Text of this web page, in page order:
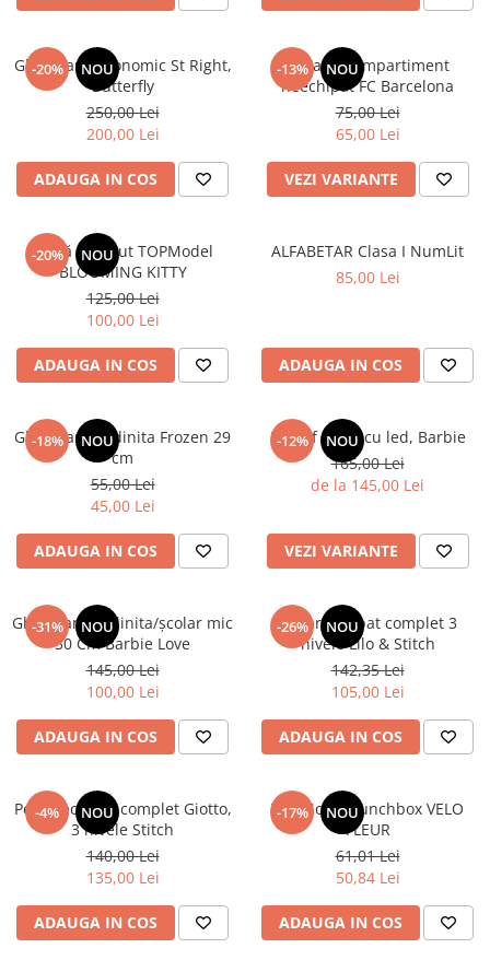
-20% NOU
Ghiozdan ergonomic St Right,
Butterfly
250,00 Lei
200,00 Lei
ADAUGA IN COS
-13% NOU
Penar 1 compartiment
neechipat FC Barcelona
75,00 Lei
65,00 Lei
VEZI VARIANTE
-20% NOU
Sticlă de băut TOPModel
BLOOMING KITTY
125,00 Lei
100,00 Lei
ADAUGA IN COS
ALFABETAR Clasa I NumLit
85,00 Lei
ADAUGA IN COS
-18% NOU
Ghiozdan gradinita Frozen 29
cm
55,00 Lei
45,00 Lei
ADAUGA IN COS
-12% NOU
Pantof sport cu led, Barbie
165,00 Lei
de la 145,00 Lei
VEZI VARIANTE
-31% NOU
Ghiozdan gradinita/școlar mic
30 Cm Barbie Love
145,00 Lei
100,00 Lei
ADAUGA IN COS
-26% NOU
Penar echipat complet 3
nivele Lilo & Stitch
142,35 Lei
105,00 Lei
ADAUGA IN COS
-4% NOU
Penar echipat complet Giotto,
3 nivele Stitch
140,00 Lei
135,00 Lei
ADAUGA IN COS
-17% NOU
TOPModel Lunchbox VELO
FLEUR
61,01 Lei
50,84 Lei
ADAUGA IN COS